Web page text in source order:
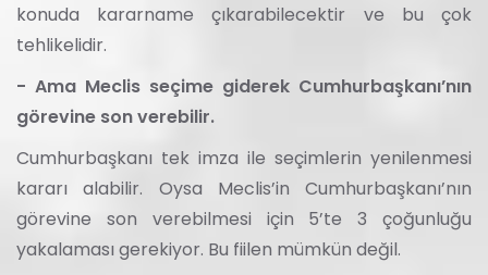
konuda kararname çıkarabilecektir ve bu çok
tehlikelidir.
- Ama Meclis seçime giderek Cumhurbaşkanı’nın
görevine son verebilir.
Cumhurbaşkanı tek imza ile seçimlerin yenilenmesi
kararı alabilir. Oysa Meclis’in Cumhurbaşkanı’nın
görevine son verebilmesi için 5’te 3 çoğunluğu
yakalaması gerekiyor. Bu fiilen mümkün değil.